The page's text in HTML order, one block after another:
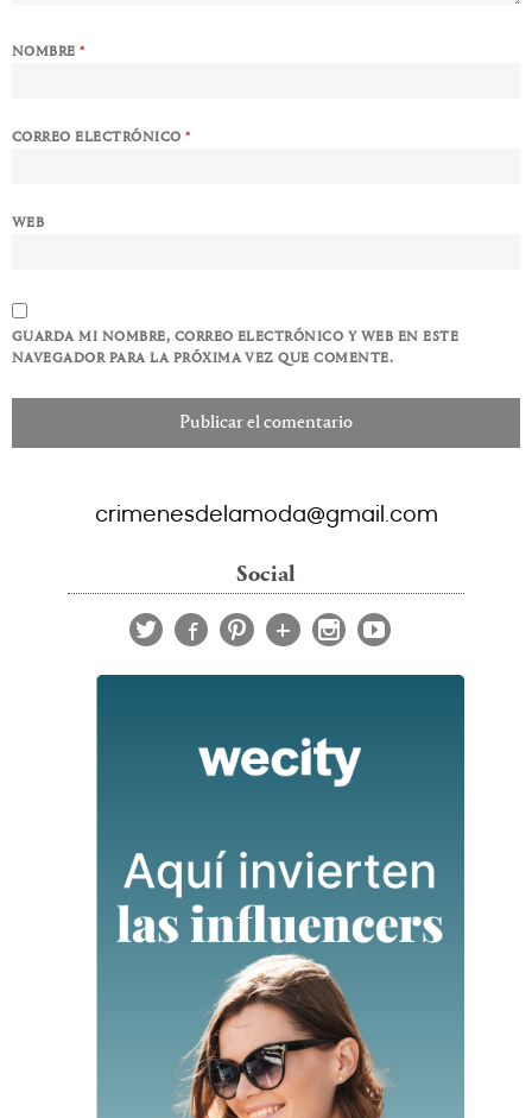
NOMBRE*
CORREO ELECTRÓNICO*
WEB
GUARDA MI NOMBRE, CORREO ELECTRÓNICO Y WEB EN ESTE
NAVEGADOR PARA LA PRÓXIMA VEZ QUE COMENTE.
crimenesdelamoda@gmail.com
Social